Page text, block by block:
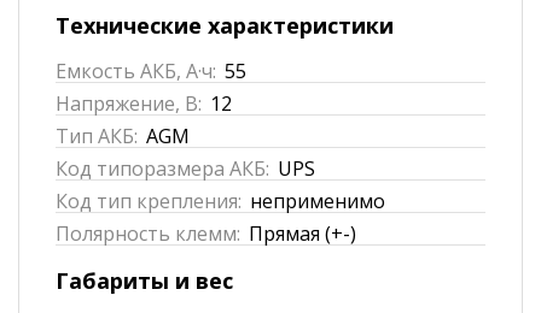
Технические характеристики
Емкость АКБ, А·ч: 55
Напряжение, В: 12
Тип АКБ: AGM
Код типоразмера АКБ: UPS
Код тип крепления: неприменимо
Полярность клемм: Прямая (+-)
Габариты и вес